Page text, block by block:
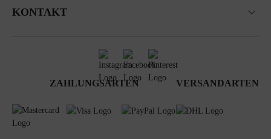
KONTAKT
ZAHLUNGSARTEN VERSANDARTEN